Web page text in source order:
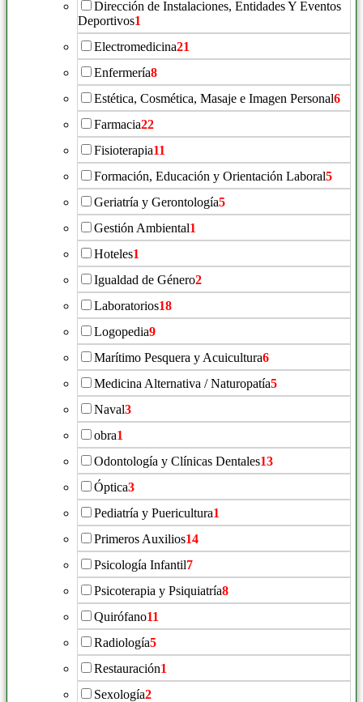
Dirección de Instalaciones, Entidades Y Eventos
Deportivos1
Electromedicina21
Enfermería8
Estética, Cosmética, Masaje e Imagen Personal6
Farmacia22
Fisioterapia11
Formación, Educación y Orientación Laboral5
Geriatría y Gerontología5
Gestión Ambiental1
Hoteles1
Igualdad de Género2
Laboratorios18
Logopedia9
Marítimo Pesquera y Acuicultura6
Medicina Alternativa / Naturopatía5
Naval3
obra1
Odontología y Clínicas Dentales13
Óptica3
Pediatría y Puericultura1
Primeros Auxilios14
Psicología Infantil7
Psicoterapia y Psiquiatría8
Quirófano11
Radiología5
Restauración1
Sexología2